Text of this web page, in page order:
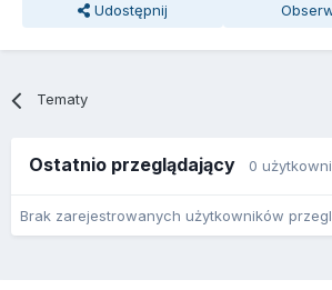
Udostępnij
Tematy
Ostatnio przeglądający 0
Brak zarejestrowanych użytkowników